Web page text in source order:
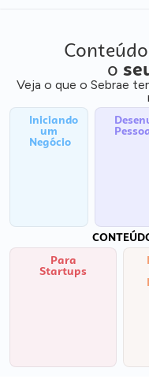
o
Veja o que o Sebrae
Iniciando
um
Negócio
Para
Startups